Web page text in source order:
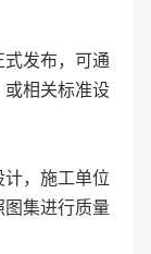
式发布，可通
或相关标准设
，施工单位
集进行质量